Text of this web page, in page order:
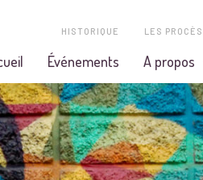
HISTORIQUE LES
Événements A propos